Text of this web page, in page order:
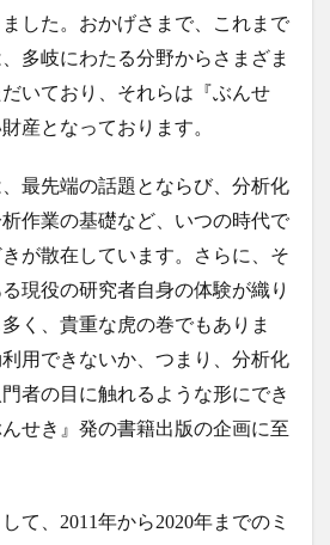
した。おかげさまで、これまで
多岐にわたる分野からさまざま
いており、それらは『ぶんせ
産となっております。
最先端の話題とならび、分析化
作業の基礎など、いつの時代で
が散在しています。さらに、そ
現役の研究者自身の体験が織り
く、貴重な虎の巻でもありま
用できないか、つまり、分析化
者の目に触れるような形にでき
せき』発の書籍出版の企画に至
て、2011年から2020年までのミ